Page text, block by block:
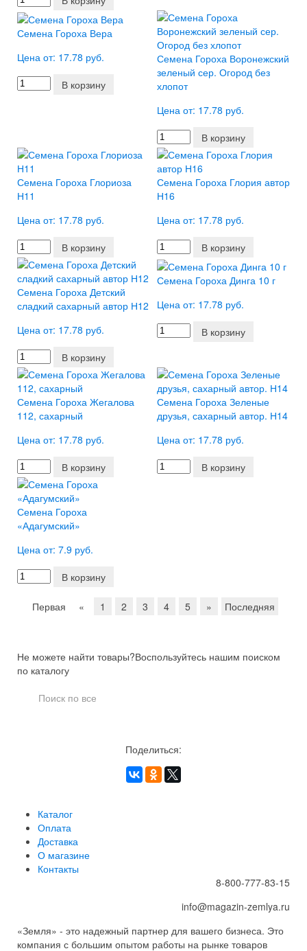
Семена Гороха Вера
Цена от: 17.78 руб.
В корзину
Семена Гороха Воронежский
зеленый сер. Огород без
хлопот
Цена от: 17.78 руб.
В корзину
Семена Гороха Глориоза
Н11
Цена от: 17.78 руб.
В корзину
Семена Гороха Глория автор
Н16
Цена от: 17.78 руб.
В корзину
Семена Гороха Детский
сладкий сахарный автор Н12
Цена от: 17.78 руб.
В корзину
Семена Гороха Динга 10 г
Цена от: 17.78 руб.
В корзину
Семена Гороха Жегалова
112, сахарный
Цена от: 17.78 руб.
В корзину
Семена Гороха Зеленые
друзья, сахарный автор. Н14
Цена от: 17.78 руб.
В корзину
Семена Гороха
«Адагумский»
Цена от: 7.9 руб.
В корзину
Первая « 1 2 3 4 5 » Последняя
Не можете найти товары?Воспользуйтесь нашим поиском
по каталогу
Поделиться:
Каталог
Оплата
Доставка
О магазине
Контакты
8-800-777-83-15
info@magazin-zemlya.ru
«Земля» - это надежный партнер для вашего бизнеса. Это
компания с большим опытом работы на рынке товаров